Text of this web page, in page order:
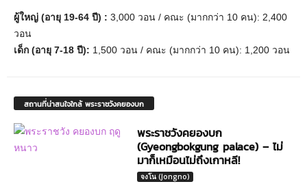
ผู้ใหญ่ (อายุ 19-64 ปี) : 3,000 วอน / คณะ (มากกว่า 10 คน): 2,400
วอน
เด็ก (อายุ 7-18 ปี): 1,500 วอน / คณะ (มากกว่า 10 คน): 1,200 วอน
สถานที่น่าสนใจใกล้ พระราชวังคยองบก
พระราชวังคยองบก
(Gyeongbokgung palace) – ไม่
มาก็เหมือนไม่ถึงเกาหลี!
จงโน (Jongno)